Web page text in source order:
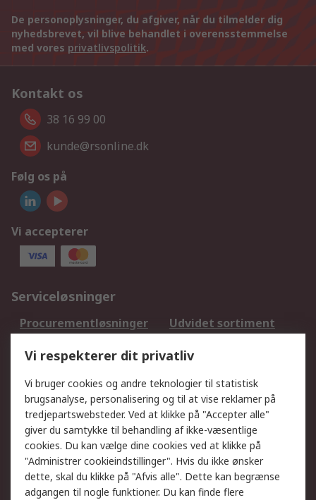
De personoplysninger, du afgiver, når du tilmelder dig
nyhedsbrevet, vil blive behandlet i overensstemmelse
med vores privatlivspolitik.
Kontakt os
38 16 99 00
kunde@rsonline.dk
Følg os på
Vi accepterer
Serviceløsninger
Procurementløsninger
Udvidet sortiment
DesignSpark
Teknisk Support
Dit lokale salgsteam
Eksportløsninger
Support
Få hjælp
Returnering
Levering
Spor min ordre
Fakturakopi
Betalingsmuligheder
Vi respekterer dit privatliv
Vi bruger cookies og andre teknologier til statistisk
brugsanalyse, personalisering og til at vise reklamer på
tredjepartswebsteder. Ved at klikke på "Accepter alle"
giver du samtykke til behandling af ikke-væsentlige
cookies. Du kan vælge dine cookies ved at klikke på
"Administrer cookieindstillinger". Hvis du ikke ønsker
dette, skal du klikke på "Afvis alle". Dette kan begrænse
adgangen til nogle funktioner. Du kan finde flere